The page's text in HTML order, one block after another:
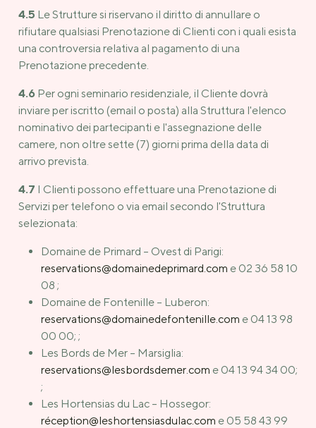
4.5 Le Strutture si riservano il diritto di annullare o
rifiutare qualsiasi Prenotazione di Clienti con i quali esista
una controversia relativa al pagamento di una
Prenotazione precedente.
4.6 Per ogni seminario residenziale, il Cliente dovrà
inviare per iscritto (email o posta) alla Struttura l'elenco
nominativo dei partecipanti e l'assegnazione delle
camere, non oltre sette (7) giorni prima della data di
arrivo prevista.
4.7 I Clienti possono effettuare una Prenotazione di
Servizi per telefono o via email secondo l'Struttura
selezionata:
Domaine de Primard – Ovest di Parigi:
reservations@domainedeprimard.com e 02 36 58 10
08 ;
Domaine de Fontenille – Luberon:
reservations@domainedefontenille.com e 04 13 98
00 00; ;
Les Bords de Mer – Marsiglia:
reservations@lesbordsdemer.com e 04 13 94 34 00;
;
Les Hortensias du Lac – Hossegor:
réception@leshortensiasdulac.com e 05 58 43 99